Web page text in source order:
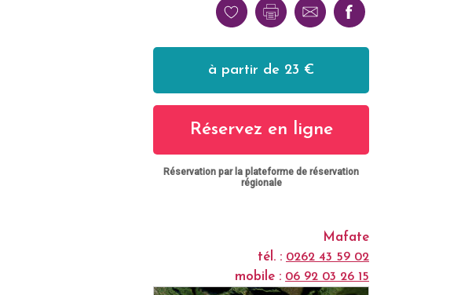
à partir de 23 €
Réservez en ligne
Réservation par la plateforme de réservation
régionale
Mafate
tél. : 0262 43 59 02
mobile : 06 92 03 26 15